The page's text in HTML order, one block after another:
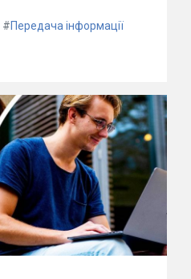
#Передача інформації